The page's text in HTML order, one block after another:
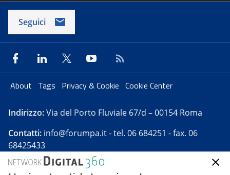
Seguici
About Tags Privacy & Cookie Cookie Center
Indirizzo:Via del Porto Fluviale 67/d – 00154 Roma
Contatti: info@forumpa.it- tel. 06 684251 - fax. 06
68425433